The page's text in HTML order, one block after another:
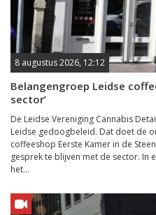
8 augustus 2026, 12:12
Belangengroep Leidse
sector’
De Leidse Vereniging Cannabis
Leidse gedoogbeleid. Dat doet de
coffeeshop Eerste Kamer in de
gesprek te blijven met de sector. In
het...